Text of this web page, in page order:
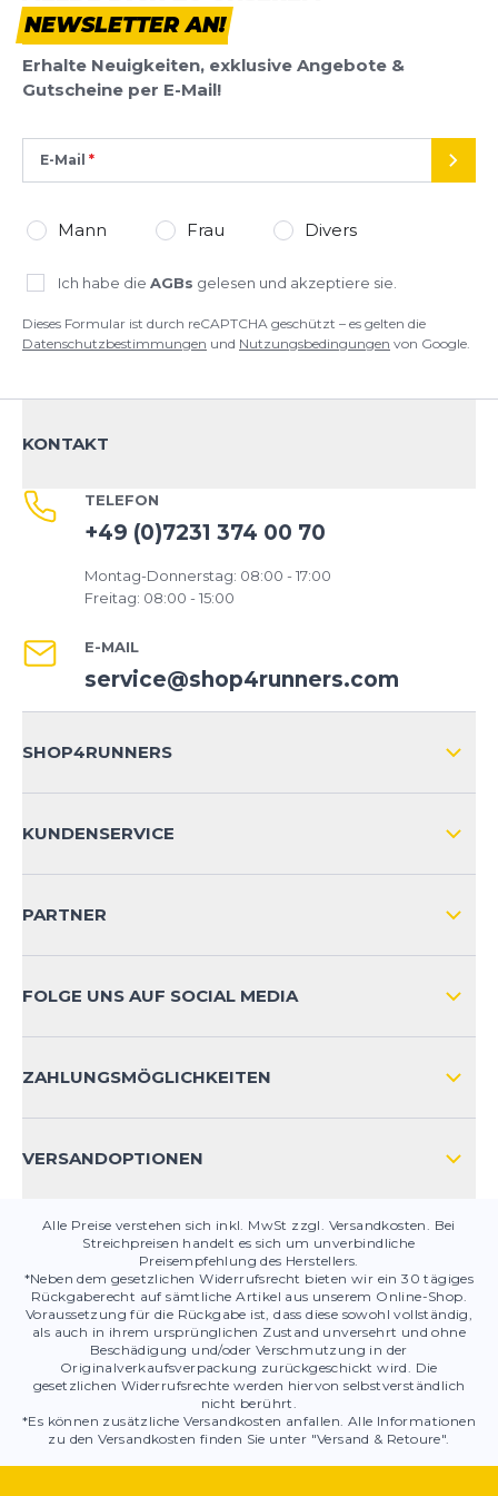
während 200 Std.
Dieses Formular ist durch reCAPTCHA geschützt – es gelten die
Datenschutzbestimmungenund
Google.
NEWSLETTER AN!
Erhalte Neuigkeiten, exklusive Angebote &
Gutscheine per E-Mail!
E-Mail
Mann Frau Divers
Ich habe die AGBs gelesen und akzeptiere sie.
Dieses Formular ist durch reCAPTCHA geschützt – es gelten die
Datenschutzbestimmungen und Nutzungsbedingungen von Google.
KONTAKT
TELEFON
+49 (0)7231 374 00 70
Montag-Donnerstag: 08:00 - 17:00
Freitag: 08:00 - 15:00
E-MAIL
service@shop4runners.com
SHOP4RUNNERS
KUNDENSERVICE
KONTAKT
PRODUKTSICHERHEIT
PARTNER
FOLGE UNS AUF SOCIAL MEDIA
ZAHLUNGSMÖGLICHKEITEN
VERSANDOPTIONEN
Alle Preise verstehen sich inkl. MwSt zzgl. Versandkosten. Bei
Streichpreisen handelt es sich um unverbindliche
Preisempfehlung des Herstellers.
*Neben dem gesetzlichen Widerrufsrecht bieten wir ein 30 tägiges
Rückgaberecht auf sämtliche Artikel aus unserem Online-Shop.
Voraussetzung für die Rückgabe ist, dass diese sowohl vollständig,
als auch in ihrem ursprünglichen Zustand unversehrt und ohne
Beschädigung und/oder Verschmutzung in der
Originalverkaufsverpackung zurückgeschickt wird. Die
gesetzlichen Widerrufsrechte werden hiervon selbstverständlich
nicht berührt.
*Es können zusätzliche Versandkosten anfallen. Alle Informationen
zu den Versandkosten finden Sie unter "Versand & Retoure".